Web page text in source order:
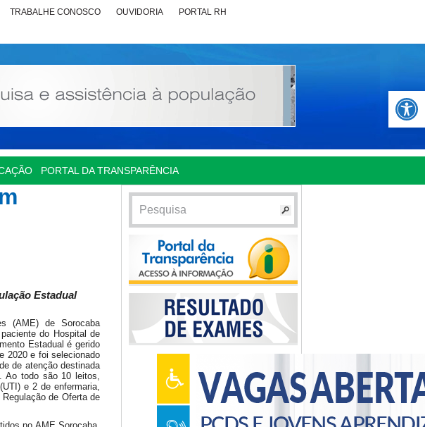
Abrir
TRABALHE CONOSCO OUVIDORIA PORTAL RH
PORTAL DA TRANSPARÊNCIA
Estadual
(AME) de Sorocaba
do Hospital de
Estadual é gerido
2020 e foi selecionado
de atenção destinada
Ao todo são 10 leitos,
e 2 de enfermaria,
de Oferta de